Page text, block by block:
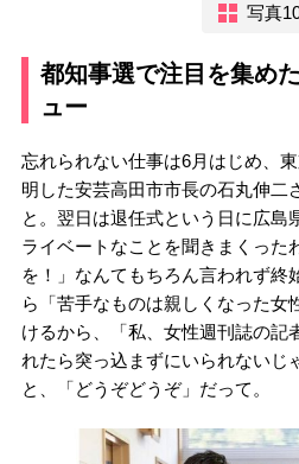
写真
都知事選で注目を集め
ュー
忘れられない仕事は6月はじめ、
明した安芸高田市市長の石丸伸二
と。翌日は退任式という日に広島
ライベートなことを聞きまくった
を！」なんてもちろん言われず終
ら「苦手なものは親しくなった女
けるから、「私、女性週刊誌の記
れたら突っ込まずにいられないじ
と、「どうぞどうぞ」だって。